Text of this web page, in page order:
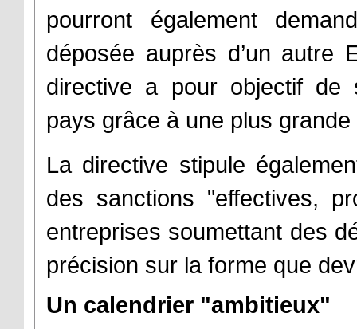
pourront également
déposée auprès d’un autre
directive a pour objectif de
pays grâce à une plus
La directive stipule
des sanctions "effectives,
entreprises soumettant des
précision sur la forme que
Un calendrier "ambitieux"